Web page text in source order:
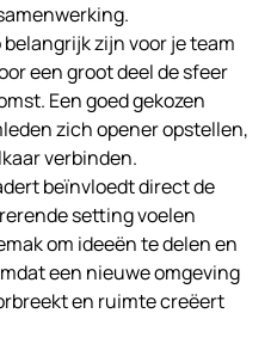
zijn voor je team
een groot deel de sfeer
Een goed gekozen
zich opener opstellen,
verbinden.
beïnvloedt direct de
setting voelen
om ideeën te delen en
een nieuwe omgeving
en ruimte creëert